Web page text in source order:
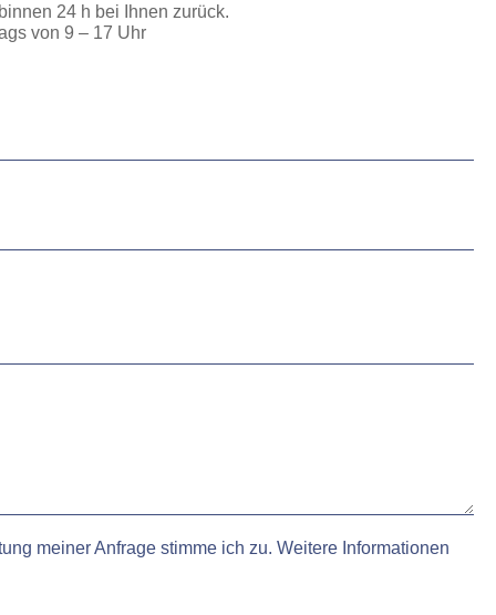
24 h bei Ihnen zurück.
von 9 – 17 Uhr
meiner Anfrage stimme ich zu. Weitere Informationen